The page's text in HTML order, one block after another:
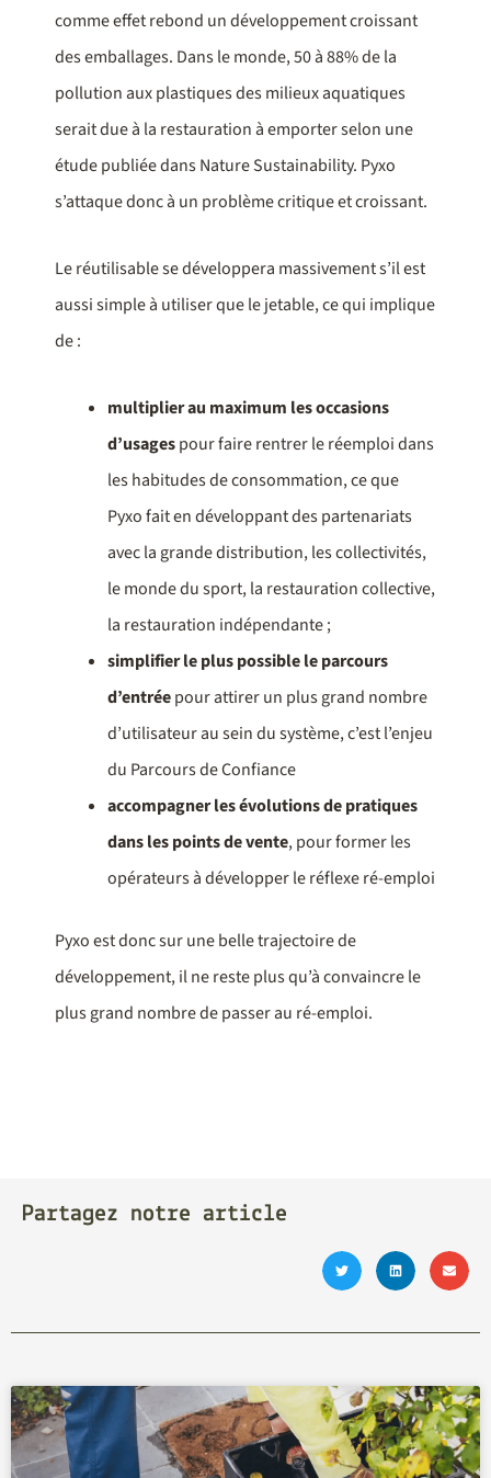
comme effet rebond un développement croissant
des emballages. Dans le monde, 50 à 88% de la
pollution aux plastiques des milieux aquatiques
serait due à la restauration à emporter selon une
étude publiée dans Nature Sustainability. Pyxo
s’attaque donc à un problème critique et croissant.
Le réutilisable se développera massivement s’il est
aussi simple à utiliser que le jetable, ce qui implique
de :
multiplier au maximum les occasions
d’usagespour faire rentrer le réemploi dans
les habitudes de consommation, ce que
Pyxo fait en développant des partenariats
avec la grande distribution, les collectivités,
le monde du sport, la restauration collective,
la restauration indépendante ;
simplifier le plus possible le parcours
d’entréepour attirer un plus grand nombre
d’utilisateur au sein du système, c’est l’enjeu
du Parcours de Confiance
accompagner les évolutions de pratiques
dans les points de vente, pour former les
opérateurs à développer le réflexe ré-emploi
Pyxo est donc sur une belle trajectoire de
développement, il ne reste plus qu’à convaincre le
plus grand nombre de passer au ré-emploi.
Partagez notre article